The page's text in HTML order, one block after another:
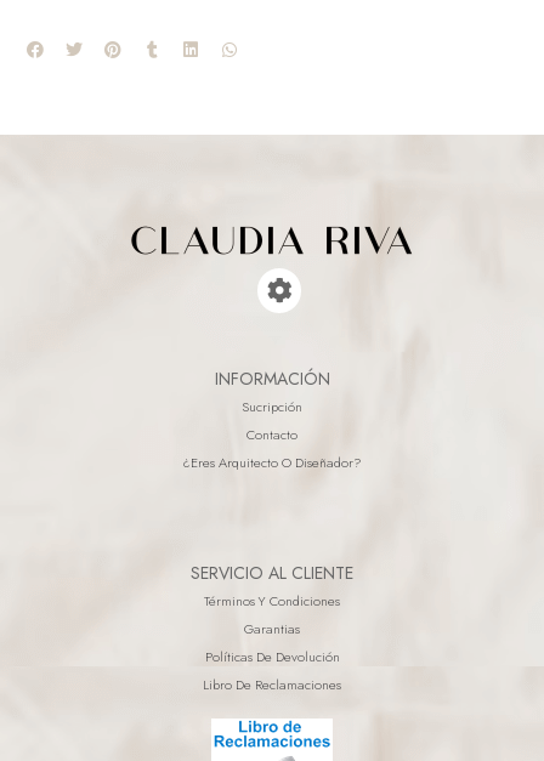
INFORMACIÓN
Sucripción
Contacto
¿eres Arquitecto O Diseñador?
SERVICIO AL CLIENTE
Términos Y Condiciones
Garantias
Políticas De Devolución
Libro De Reclamaciones